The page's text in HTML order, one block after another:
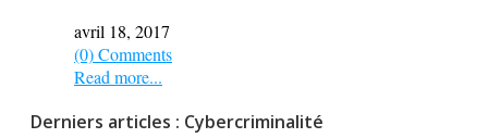
avril 18, 2017
(0) Comments
Read more...
Derniers articles : Cybercriminalité